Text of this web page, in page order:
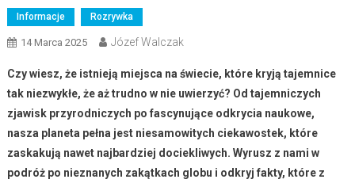
Informacje Rozrywka
14 Marca 2025 Józef Walczak
Czy wiesz, że istnieją miejsca na świecie, które kryją tajemnice
tak niezwykłe, że aż trudno w nie uwierzyć? Od tajemniczych
zjawisk przyrodniczych po fascynujące odkrycia naukowe,
nasza planeta pełna jest niesamowitych ciekawostek, które
zaskakują nawet najbardziej dociekliwych. Wyrusz z nami w
podróż po nieznanych zakątkach globu i odkryj fakty, które z